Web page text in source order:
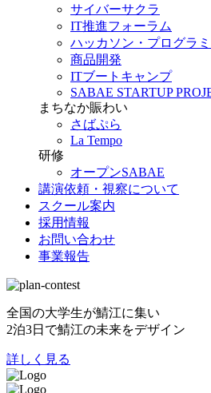
サイバーサクラ
IT推進フォーラム
ハッカソン・プログラ
商品開発
ITブートキャンプ
SABAE STARTUP
まちなか賑わい
さばぷら
La Tempo
研修
オープンSABAE
講演依頼・視察について
スクール案内
採用情報
お問い合わせ
事業報告
全国の大学生が鯖江に集い
2泊3日で鯖江の未来をデザイン
詳しく見る